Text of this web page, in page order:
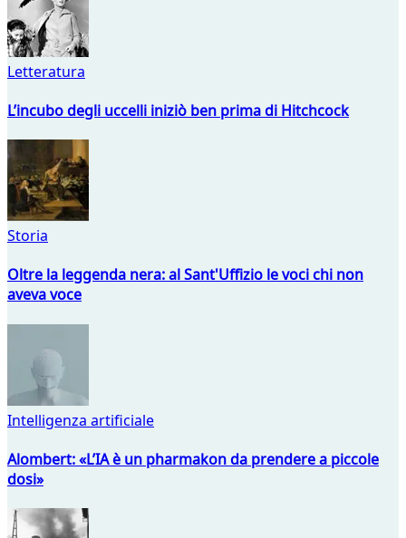
Letteratura
L’incubo degli uccelli iniziò ben prima di Hitchcock
Storia
Oltre la leggenda nera: al Sant'Uffizio le voci chi non
aveva voce
Intelligenza artificiale
Alombert: «L’IA è un pharmakon da prendere a piccole
dosi»